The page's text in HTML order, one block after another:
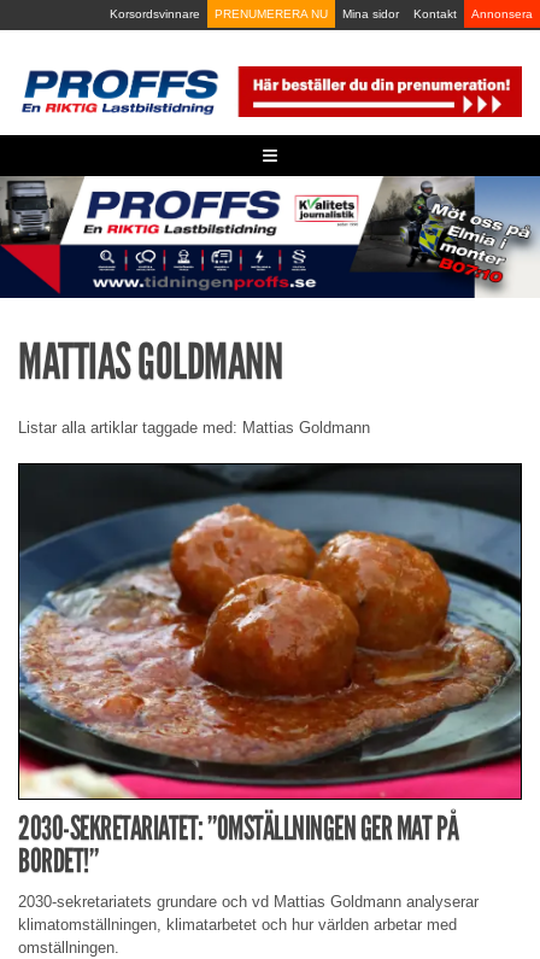
to
Korsordsvinnare PRENUMERERA NU Mina sidor Kontakt Annonsera
≡
MATTIAS GOLDMANN
Listar alla artiklar taggade med: Mattias Goldmann
2030-SEKRETARIATET: ”OMSTÄLLNINGEN GER MAT PÅ
BORDET!”
2030-sekretariatets grundare och vd Mattias Goldmann analyserar
klimatomställningen, klimatarbetet och hur världen arbetar med
omställningen.